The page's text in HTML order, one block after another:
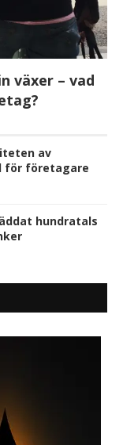
växer – vad
av
för företagare
hundratals